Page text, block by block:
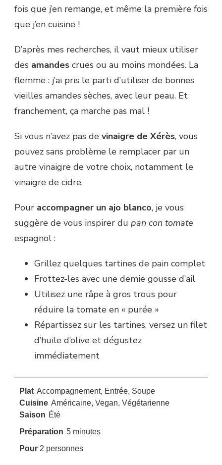
fois que j’en remange, et même la première fois
que j’en cuisine !
D’après mes recherches, il vaut mieux utiliser
des amandes crues ou au moins mondées. La
flemme : j’ai pris le parti d’utiliser de bonnes
vieilles amandes sèches, avec leur peau. Et
franchement, ça marche pas mal !
Si vous n’avez pas de vinaigre de Xérès, vous
pouvez sans problème le remplacer par un
autre vinaigre de votre choix, notamment le
vinaigre de cidre.
Pour accompagner un ajo blanco, je vous
suggère de vous inspirer du pan con tomate
espagnol :
Grillez quelques tartines de pain complet
Frottez-les avec une demie gousse d’ail
Utilisez une râpe à gros trous pour
réduire la tomate en « purée »
Répartissez sur les tartines, versez un filet
d’huile d’olive et dégustez
immédiatement
Plat Accompagnement, Entrée, Soupe
Cuisine Américaine, Vegan, Végétarienne
Saison Été
Préparation 5minutes
minutes
Pour 2 personnes